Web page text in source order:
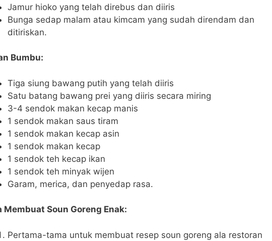
Jamur hioko yang telah direbus dan diiris
Bunga sedap malam atau kimcam yang sudah direndam dan
ditiriskan.
Bumbu:
Tiga siung bawang putih yang telah diiris
Satu batang bawang prei yang diiris secara miring
3-4 sendok makan kecap manis
1 sendok makan saus tiram
1 sendok makan kecap asin
1 sendok makan kecap
1 sendok teh kecap ikan
1 sendok teh minyak wijen
Garam, merica, dan penyedap rasa.
Membuat Soun Goreng Enak:
Pertama-tama untuk membuat resep soun goreng ala restoran